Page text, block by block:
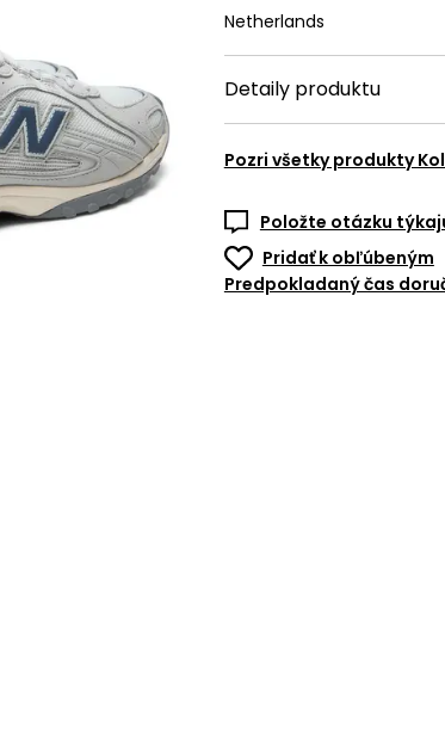
Netherlands
Detaily produktu
Pozri všetky produkty
Položte otázku
Pridať k obľúbeným
Predpokladaný čas